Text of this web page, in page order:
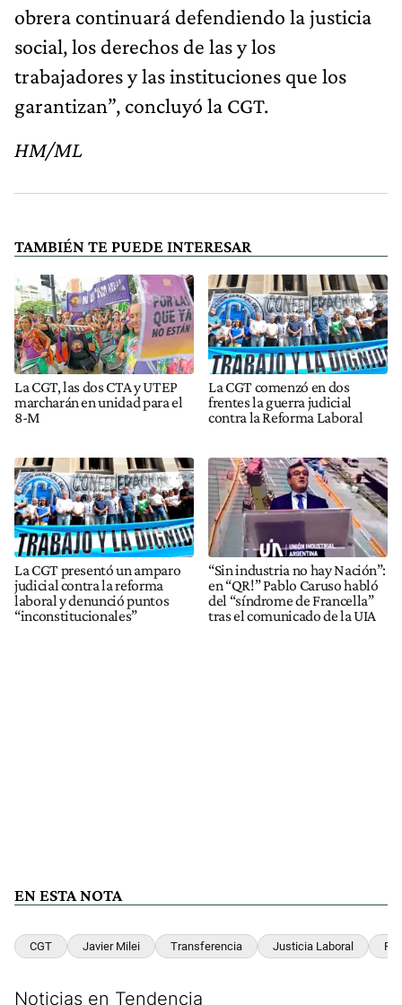
obrera continuará defendiendo la justicia
social, los derechos de las y los
trabajadores y las instituciones que los
garantizan”, concluyó la CGT.
HM/ML
TAMBIÉN TE PUEDE INTERESAR
La CGT, las dos CTA y UTEP
marcharán en unidad para el
8-M
La CGT comenzó en dos
frentes la guerra judicial
contra la Reforma Laboral
La CGT presentó un amparo
judicial contra la reforma
laboral y denunció puntos
“inconstitucionales”
“Sin industria no hay Nación”:
en “QR!” Pablo Caruso habló
del “síndrome de Francella”
tras el comunicado de la UIA
EN ESTA NOTA
CGT Javier Milei Transferencia Justicia Laboral
Noticias en Tendencia